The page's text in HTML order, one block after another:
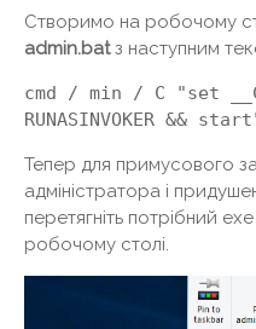
Створимо на робочому
admin.batз наступним
cmd / min / C "set
RUNASINVOKER &&
Тепер для примусового
адміністратора і
перетягніть потрібний
робочому столі.